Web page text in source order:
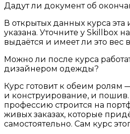
Дадут ли документ об
В открытых данных курса
указана. Уточните у Skillbox
выдаётся и имеет ли это
Можно ли после курса
дизайнером одежды?
Курс готовит к обеим
и конструирование, и
профессию строится на
живых заказах, которые
самостоятельно. Сам курс